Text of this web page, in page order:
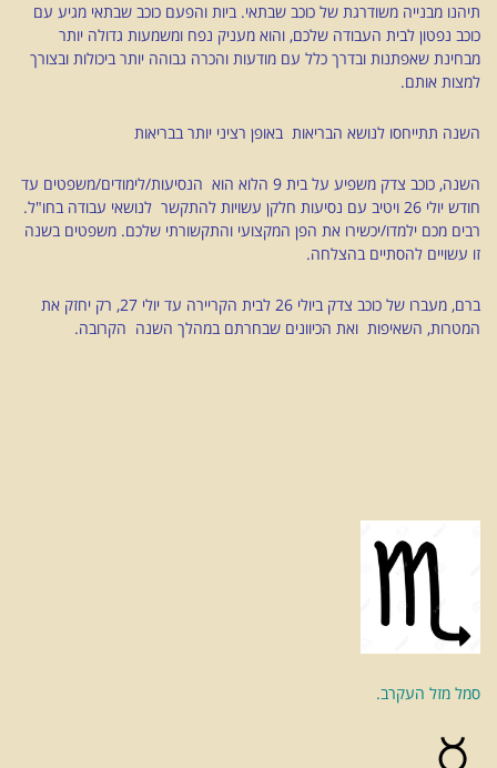
תיהנו מבנייה משודרגת של כוכב שבתאי. ביות והפעם כוכב שבתאי מגיע עם
כוכב נפטון לבית העבודה שלכם, והוא מעניק נפח ומשמעות גדולה יותר
מבחינת שאפתנות ובדרך כלל עם מודעות והכרה גבוהה יותר ביכולות ובצורך
למצות אותם.
השנה תתייחסו לנושא הבריאות באופן רציני יותר בבריאות
השנה, כוכב צדק משפיע על בית 9 הלוא הוא הנסיעות/לימודים/משפטים עד
חודש יולי 26 ויטיב עם נסיעות חלקן עשויות להתקשר לנושאי עבודה בחו"ל.
רבים מכם ילמדו/יכשירו את הפן המקצועי והתקשורתי שלכם. משפטים בשנה
זו עשויים להסתיים בהצלחה.
ברם, מעברו של כוכב צדק ביולי 26 לבית הקריירה עד יולי 27, רק יחזק את
המטרות, השאיפות ואת הכיוונים שבחרתם במהלך השנה הקרובה.
סמל מזל העקרב.